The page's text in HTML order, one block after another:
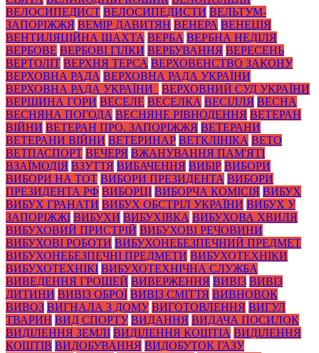
ВЕЛОСИПЕДИСТ ВЕЛОСИПЕДИСТИ ВЕЛЬТУМ-
ЗАПОРІЖЖЯ ВЕМІР ДАВИТЯН ВЕНЕРА ВЕНЕЦІЯ
ВЕНТИЛЯЦІЙНА ШАХТА ВЕРБА ВЕРБНА НЕДІЛЯ
ВЕРБОВЕ ВЕРБОВІ ГІЛКИ ВЕРБУВАННЯ ВЕРЕСЕНЬ
ВЕРТОЛІТ ВЕРХНЯ ТЕРСА ВЕРХОВЕНСТВО ЗАКОНУ
ВЕРХОВНА РАДА ВЕРХОВНА РАДА УКРАЇНИ
ВЕРХОВНА РАДА УКРАЇНИ_
ВЕРХОВНИЙ СУД УКРАЇНИ
ВЕРШИНА ГОРИ ВЕСЕЛЕ ВЕСЕЛКА ВЕСІЛЛЯ ВЕСНА
ВЕСНЯНА ПОГОДА ВЕСНЯНЕ РІВНОДЕННЯ ВЕТЕРАН
ВІЙНИ ВЕТЕРАН ПРО. ЗАПОРІЖЖЯ ВЕТЕРАНИ
ВЕТЕРАНИ ВІЙНИ ВЕТЕРИНАР ВЕТКЛІНІКА ВЕТО
ВЕТПАСПОРТ ВЕЧЕРЯ ВЖАНУВАННЯ ПАМ'ЯТІ
ВЗАЇМОДІЯ ВЗУТТЯ ВИБАЧЕННЯ ВИБІР ВИБОРИ
ВИБОРИ НА ТОТ ВИБОРИ ПРЕЗИДЕНТА ВИБОРИ
ПРЕЗИДЕНТА РФ ВИБОРЦІ ВИБОРЧА КОМІСІЯ ВИБУХ
ВИБУХ ГРАНАТИ ВИБУХ ОБСТРІЛ УКРАЇНИ ВИБУХ У
ЗАПОРІЖЖІ ВИБУХИ ВИБУХІВКА ВИБУХОВА ХВИЛЯ
ВИБУХОВИЙ ПРИСТРІЙ ВИБУХОВІ РЕЧОВИНИ
ВИБУХОВІ РОБОТИ ВИБУХОНЕБЕЗПЕЧНИЙ ПРЕДМЕТ
ВИБУХОНЕБЕЗПЕЧНІ ПРЕДМЕТИ ВИБУХОТЕХНІКИ
ВИБУХОТЕХНІКІ ВИБУХОТЕХНІЧНА СЛУЖБА
ВИВЕДЕННЯ ГРОШЕЙ ВИВЕРЖЕННЯ ВИВІЗ ВИВІЗ
ДИТИНИ ВИВІЗ ОБРОЇ ВИВІЗ СМІТТЯ ВИВНОВОК
ВИВОЗ ВИГНАЛА З ДОМУ ВИГОТОВЛЕННЯ ВИГУЛ
ТВАРИН ВИД СПОРТУ ВИДАННЯ ВИДАЧА ПОСИЛОК
ВИДІЛЕННЯ ЗЕМЛІ ВИДІЛЕННЯ КОШТІА ВИДІЛЕННЯ
КОШТІВ ВИДОБУВАННЯ ВИДОБУТОК ГАЗУ